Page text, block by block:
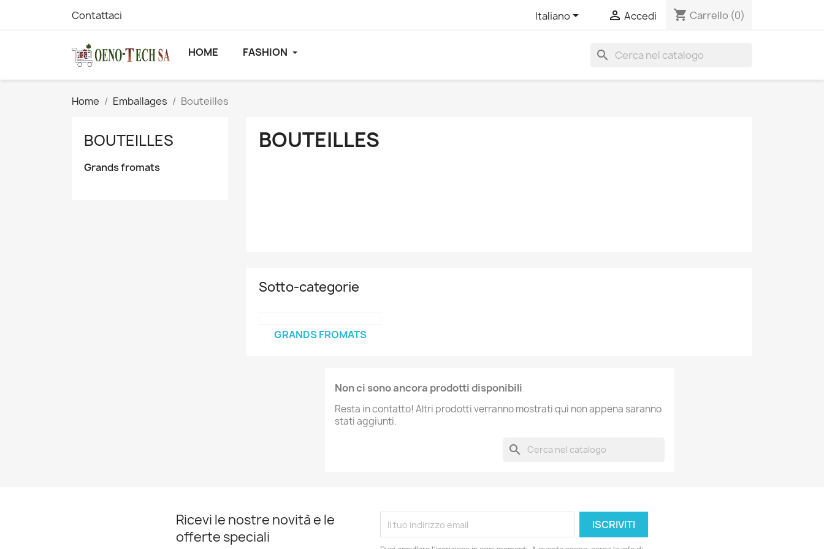
Contattaci Italiano  Accedi shopping_cart Carrello (0)
search
HOME FASHION
Home Emballages Bouteilles
BOUTEILLES
Grands fromats
BOUTEILLES
Sotto-categorie
GRANDS FROMATS
Non ci sono ancora prodotti disponibili
Resta in contatto! Altri prodotti verranno mostrati qui non appena saranno
stati aggiunti.
search
Ricevi le nostre novità e le
offerte speciali